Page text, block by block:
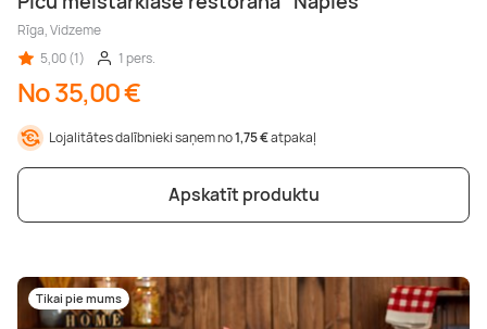
Rīga, Vidzeme
5,00 (1)
1 pers.
No 35,00 €
Lojalitātes dalībnieki saņem no1,75 €atpakaļ
Apskatīt produktu
Tikai pie mums